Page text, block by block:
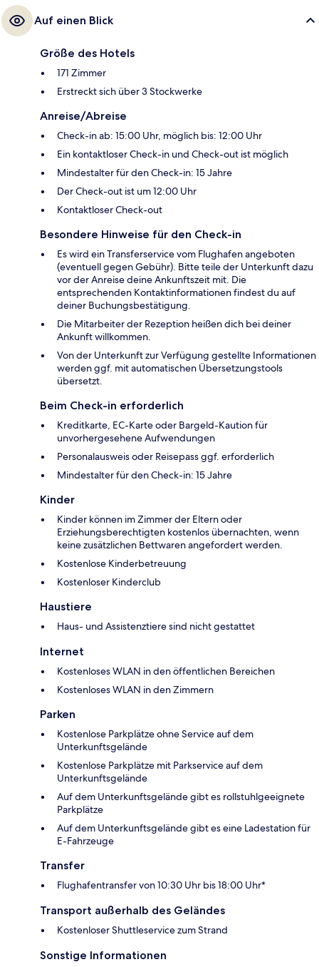
Auf einen Blick
Größe des Hotels
171 Zimmer
Erstreckt sich über 3 Stockwerke
Anreise/Abreise
Check-in ab: 15:00 Uhr, möglich bis: 12:00 Uhr
Ein kontaktloser Check-in und Check-out ist möglich
Mindestalter für den Check-in: 15 Jahre
Der Check-out ist um 12:00 Uhr
Kontaktloser Check-out
Besondere Hinweise für den Check-in
Es wird ein Transferservice vom Flughafen angeboten
(eventuell gegen Gebühr). Bitte teile der Unterkunft dazu
vor der Anreise deine Ankunftszeit mit. Die
entsprechenden Kontaktinformationen findest du auf
deiner Buchungsbestätigung.
Die Mitarbeiter der Rezeption heißen dich bei deiner
Ankunft willkommen.
Von der Unterkunft zur Verfügung gestellte Informationen
werden ggf. mit automatischen Übersetzungstools
übersetzt.
Beim Check-in erforderlich
Kreditkarte, EC-Karte oder Bargeld-Kaution für
unvorhergesehene Aufwendungen
Personalausweis oder Reisepass ggf. erforderlich
Mindestalter für den Check-in: 15 Jahre
Kinder
Kinder können im Zimmer der Eltern oder
Erziehungsberechtigten kostenlos übernachten, wenn
keine zusätzlichen Bettwaren angefordert werden.
Kostenlose Kinderbetreuung
Kostenloser Kinderclub
Haustiere
Haus- und Assistenztiere sind nicht gestattet
Internet
Kostenloses WLAN in den öffentlichen Bereichen
Kostenloses WLAN in den Zimmern
Parken
Kostenlose Parkplätze ohne Service auf dem
Unterkunftsgelände
Kostenlose Parkplätze mit Parkservice auf dem
Unterkunftsgelände
Auf dem Unterkunftsgelände gibt es rollstuhlgeeignete
Parkplätze
Auf dem Unterkunftsgelände gibt es eine Ladestation für
E-Fahrzeuge
Transfer
Flughafentransfer von 10:30 Uhr bis 18:00 Uhr*
Transport außerhalb des Geländes
Kostenloser Shuttleservice zum Strand
Sonstige Informationen